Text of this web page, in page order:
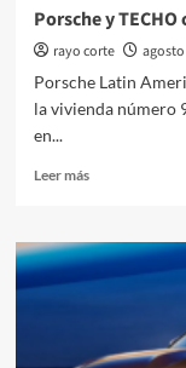
Porsche y
rayo corte agosto
Porsche Latin
la vivienda número
en...
Leer másLeer
Porsche
y
vivienda